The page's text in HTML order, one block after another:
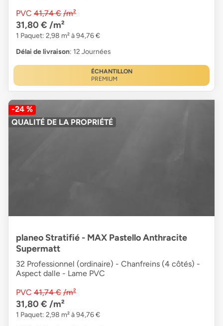
PVC 41,74 € /m²
31,80 € /m²
1 Paquet: 2,98 m² à 94,76 €
Délai de livraison: 12 Journées
ÉCHANTILLON
PREMIUM
-24 %
QUALITÉ DE LA PROPRIÉTÉ
planeo Stratifié - MAX Pastello Anthracite
Supermatt
32 Professionnel (ordinaire) - Chanfreins (4 côtés) -
Aspect dalle - Lame PVC
PVC 41,74 € /m²
31,80 € /m²
1 Paquet: 2,98 m² à 94,76 €